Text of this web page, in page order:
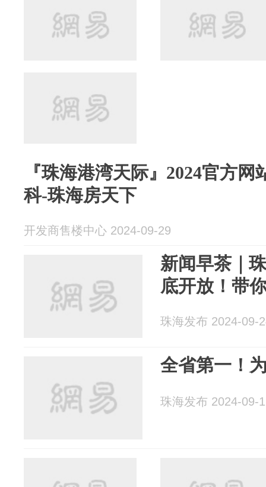
『珠海港湾天际』2024官方
科-珠海房天下
开发商售楼中心 2024-09-29
新闻早茶｜
底开放！带
珠海发布 2024-09-
全省第一！
珠海发布 2024-09-